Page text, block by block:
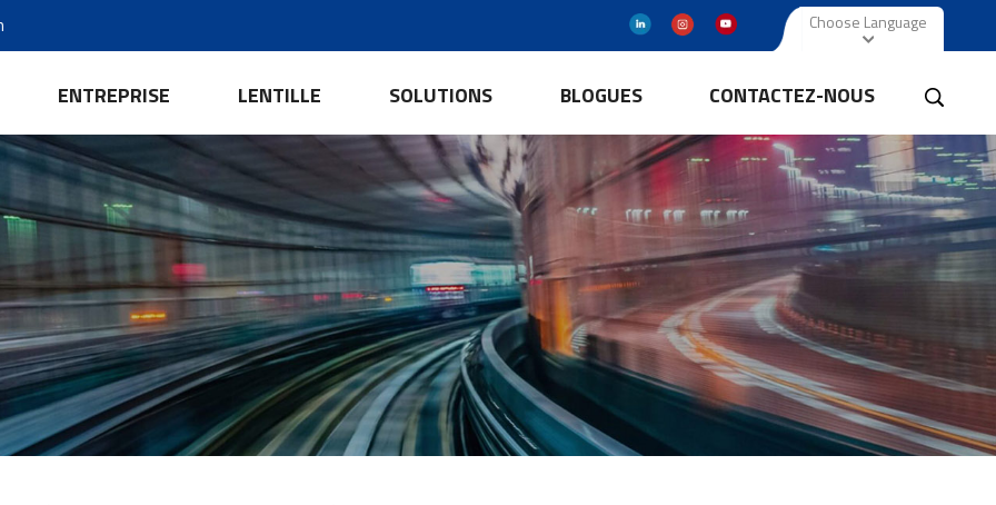
Choose Language
ENTREPRISE LENTILLE SOLUTIONS BLOGUES CONTACTEZ-NOUS